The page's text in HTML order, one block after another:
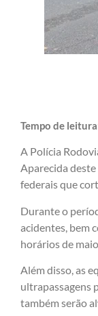
Tempo de
A Polícia
Aparecida
federais que
Durante o
acidentes, bem
horários de
Além disso, as
ultrapassagens
também serão